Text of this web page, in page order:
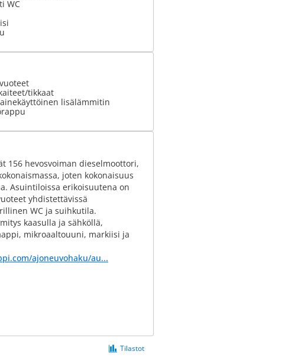
WC
tikkaat
lisälämmitin
156 hevosvoiman dieselmoottori,
joten kokonaisuus
Asuintiloissa erikoisuutena on
yhdistettävissä
WC ja suihkutila.
kaasulla ja sähköllä,
mikroaaltouuni, markiisi ja
ajoneuvohaku/au...
Tilastot